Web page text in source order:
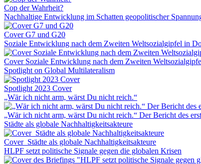
Cop der Wahrheit?
Nachhaltige Entwicklung im Schatten geopolitischer
Cover G7 und G20
Soziale Entwicklung nach dem Zweiten Weltsozialgipfel in
Cover Soziale Entwicklung nach dem Zweiten
Spotlight on Global Multilateralism
Spotlight 2023 Cover
„Wär ich nicht arm, wärst Du nicht reich.“
„Wär ich nicht arm, wärst Du nicht reich.“ Der Bericht des
Städte als globale Nachhaltigkeitsakteure
Cover_Städte als globale Nachhaltigkeitsakteure
HLPF setzt politische Signale gegen die globalen Krisen